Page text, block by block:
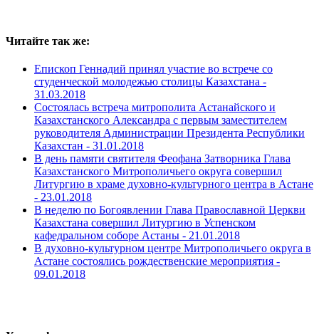
Читайте так же:
Епископ Геннадий принял участие во встрече со
студенческой молодежью столицы Казахстана -
31.03.2018
Состоялась встреча митрополита Астанайского и
Казахстанского Александра с первым заместителем
руководителя Администрации Президента Республики
Казахстан - 31.01.2018
В день памяти святителя Феофана Затворника Глава
Казахстанского Митрополичьего округа совершил
Литургию в храме духовно-культурного центра в Астане
- 23.01.2018
В неделю по Богоявлении Глава Православной Церкви
Казахстана совершил Литургию в Успенском
кафедральном соборе Астаны - 21.01.2018
В духовно-культурном центре Митрополичьего округа в
Астане состоялись рождественские мероприятия -
09.01.2018